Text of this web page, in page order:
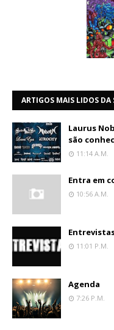
ARTIGOS MAIS LIDOS DA
Laurus
são
11:14 A.m.
Entra em
10:56 A.m.
11:01 P.m.
Agenda
7:26 P.m.